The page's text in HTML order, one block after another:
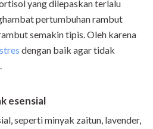
yang dilepaskan terlalu
pertumbuhan rambut
semakin tipis. Oleh karena
dengan baik agar tidak
esensial
seperti minyak zaitun, lavender,